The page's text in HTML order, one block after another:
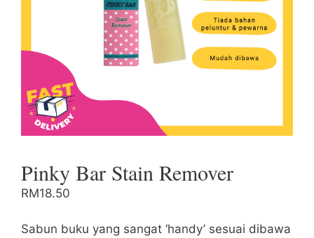
Pinky Bar Stain Remover
RM18.50
Sabun buku yang sangat ‘handy’ sesuai dibawa